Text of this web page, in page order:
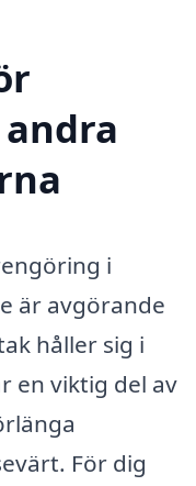
i
är avgörande
håller sig i
en viktig del av
För dig